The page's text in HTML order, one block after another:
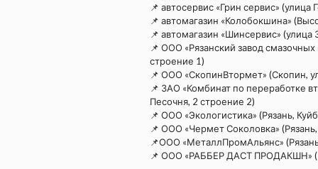
📌 автосервис «Грин сервис» (улица
📌 автомагазин «Колобокшина»
📌 автомагазин «Шинсервис» (улица
📌 ООО «Рязанский завод
строение 1)
📌 ООО «СкопинВтормет» (Скопин,
📌 ЗАО «Комбинат по переработке
Песочня, 2 строение 2)
📌 ООО «Экологистика» (Рязань,
📌 ООО «Чермет Соколовка»
📌ООО «МеталлПромАльянс»
📌 ООО «РАББЕР ДАСТ ПРОДАКШН»